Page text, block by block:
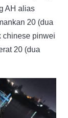
AH alias
20 (dua
chinese pinwei
20 (dua